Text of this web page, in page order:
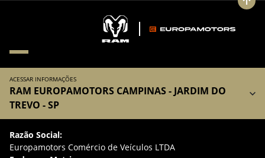
ACESSAR INFORMAÇÕES
RAM EUROPAMOTORS CAMPINAS - JARDIM DO
TREVO - SP
Razão Social:
Europamotors Comércio de Veículos LTDA